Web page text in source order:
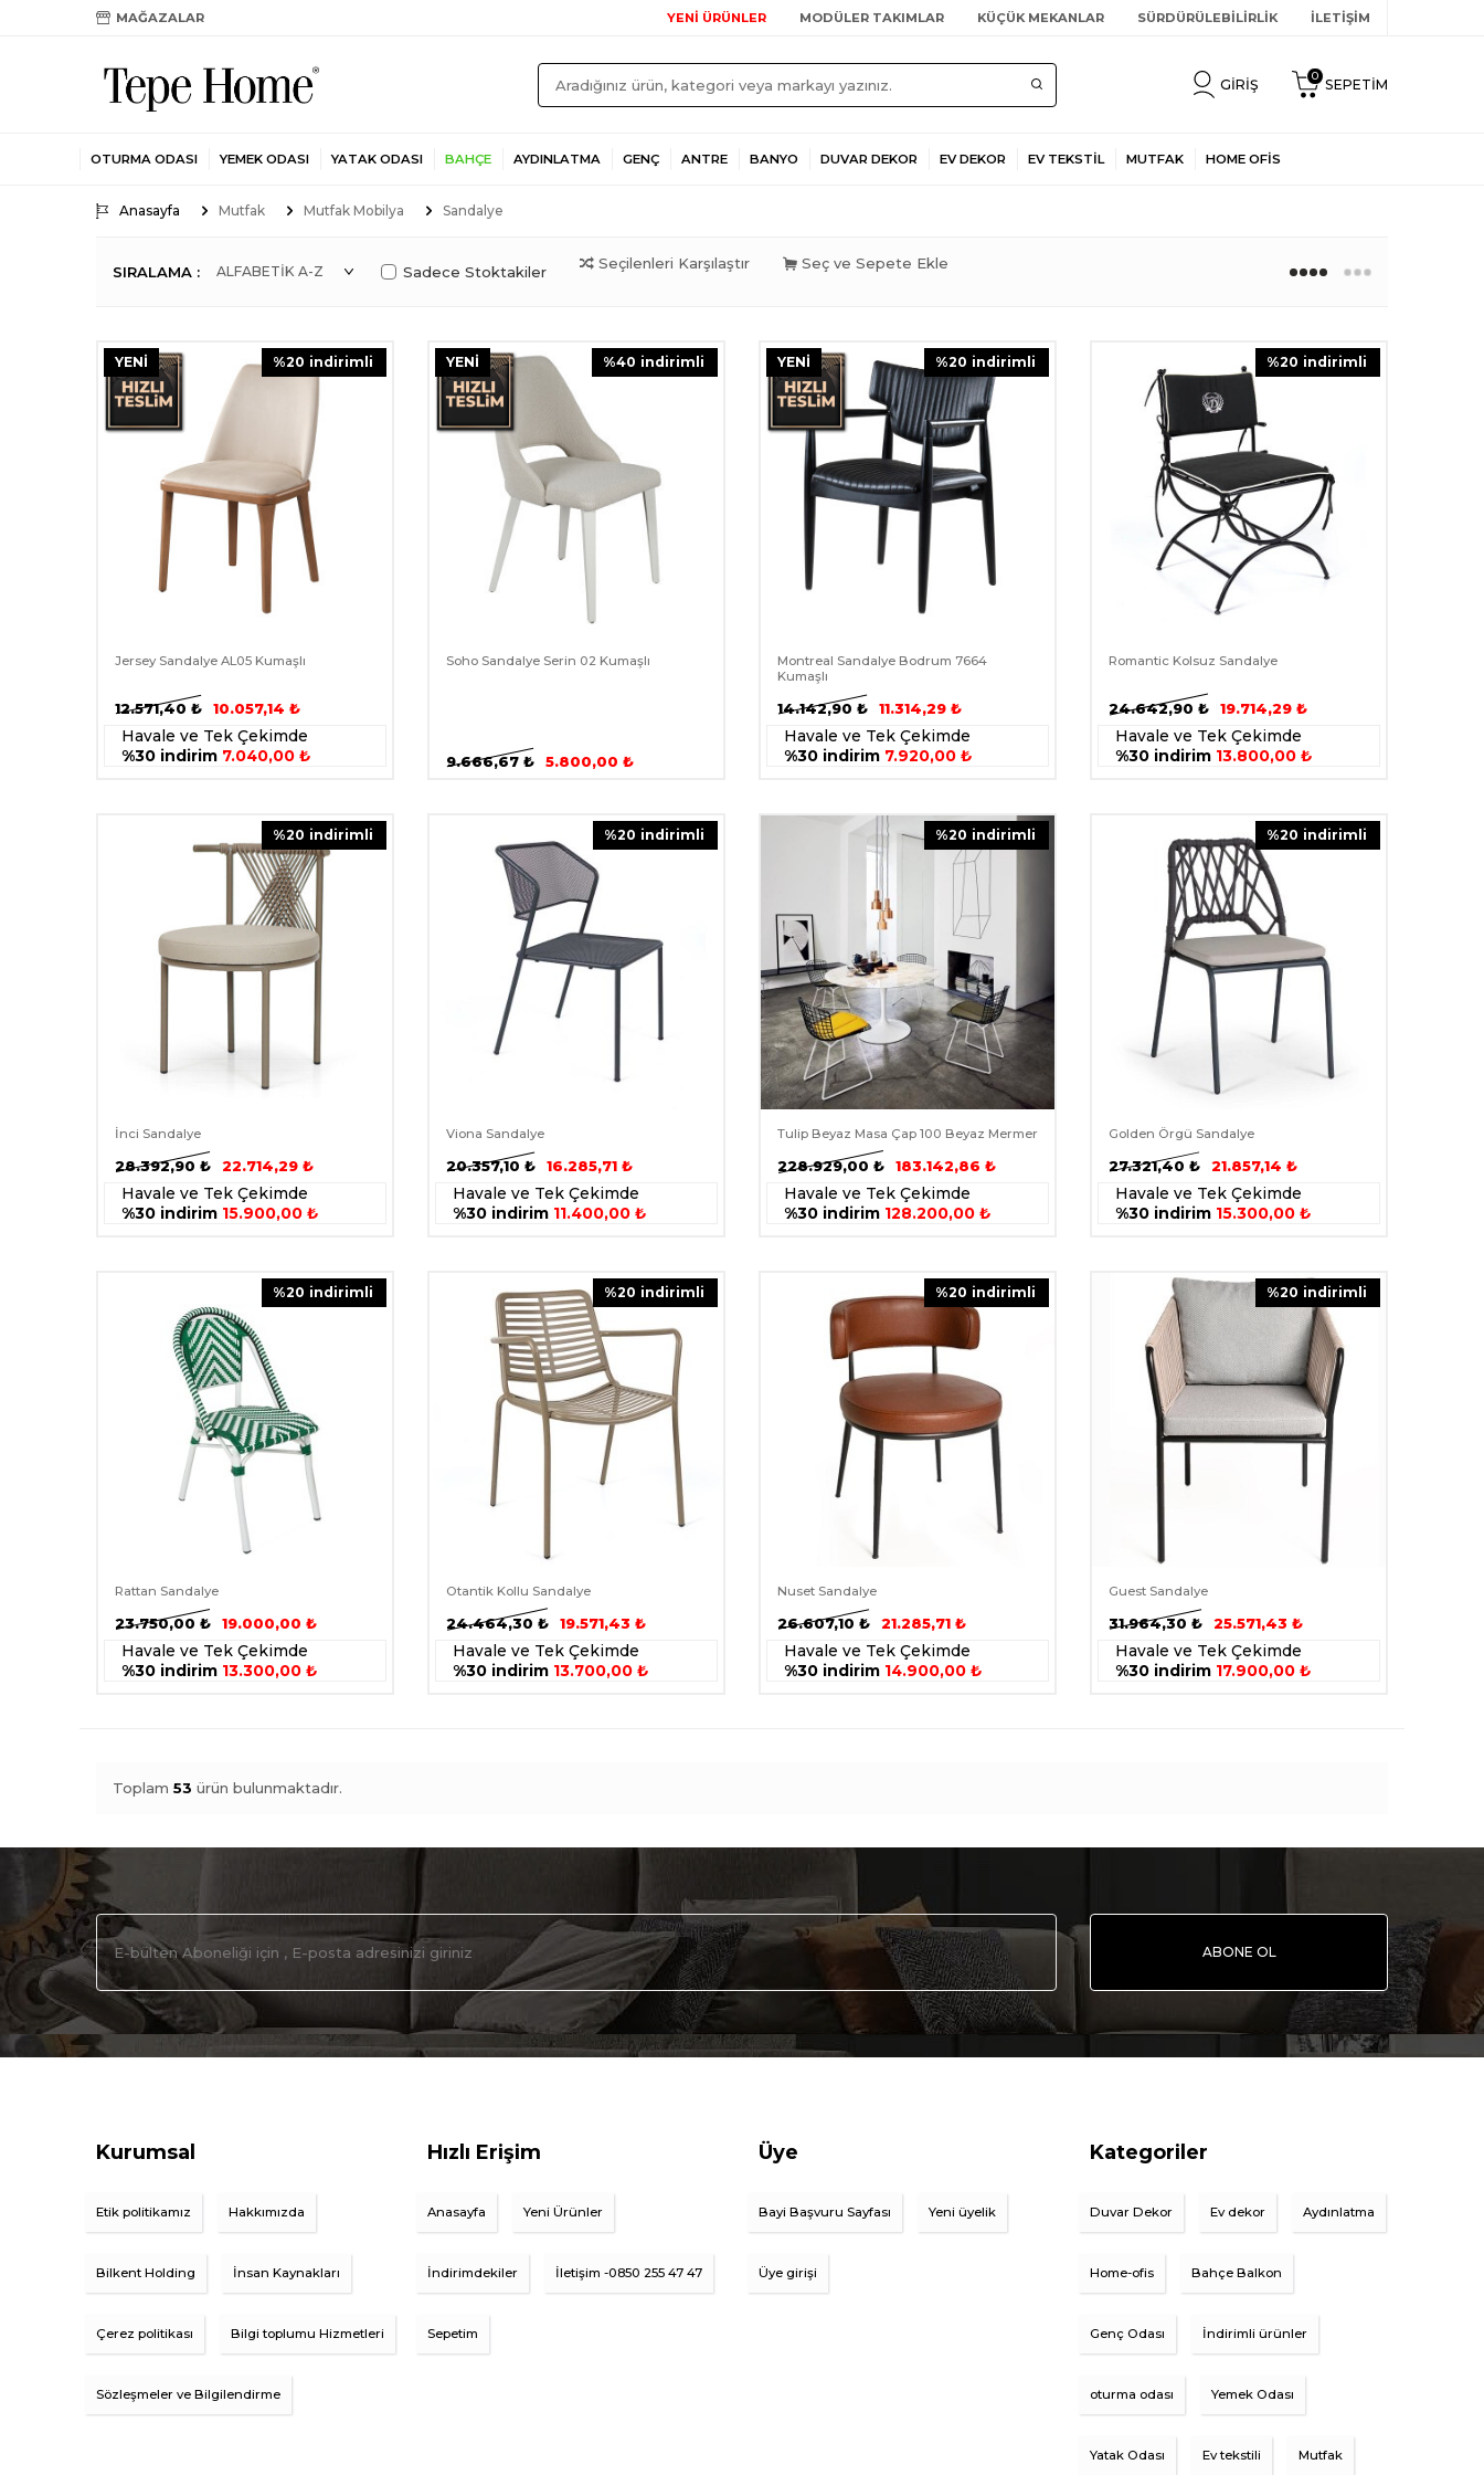
MAĞAZALAR YENİ ÜRÜNLER MODÜLER TAKIMLAR KÜÇÜK MEKANLAR SÜRDÜRÜLEBİLİRLİK İLETİŞİM
GIRIŞ 0 SEPETIM
OTURMA ODASI YEMEK ODASI YATAK ODASI BAHÇE AYDINLATMA GENÇ ANTRE BANYO DUVAR DEKOR EV DEKOR EV TEKSTİL MUTFAK HOME OFİS
Anasayfa Mutfak Mutfak Mobilya Sandalye
SIRALAMA : Sadece Stoktakiler Seçilenleri Karşılaştır Seç ve Sepete Ekle
%20 i̇ndirimli
YENI
Jersey Sandalye AL05 Kumaşlı
12.571,40 ₺ 10.057,14 ₺
Havale ve Tek Çekimde
%30 indirim 7.040,00 ₺
%40 i̇ndirimli
YENI
Soho Sandalye Serin 02 Kumaşlı
9.666,67 ₺ 5.800,00 ₺
%20 i̇ndirimli
YENI
Montreal Sandalye Bodrum 7664
Kumaşlı
14.142,90 ₺ 11.314,29 ₺
Havale ve Tek Çekimde
%30 indirim 7.920,00 ₺
%20 i̇ndirimli
Romantic Kolsuz Sandalye
24.642,90 ₺ 19.714,29 ₺
Havale ve Tek Çekimde
%30 indirim 13.800,00 ₺
%20 i̇ndirimli
İnci Sandalye
28.392,90 ₺ 22.714,29 ₺
Havale ve Tek Çekimde
%30 indirim 15.900,00 ₺
%20 i̇ndirimli
Viona Sandalye
20.357,10 ₺ 16.285,71 ₺
Havale ve Tek Çekimde
%30 indirim 11.400,00 ₺
%20 i̇ndirimli
Tulip Beyaz Masa Çap 100 Beyaz Mermer
228.929,00 ₺ 183.142,86 ₺
Havale ve Tek Çekimde
%30 indirim 128.200,00 ₺
%20 i̇ndirimli
Golden Örgü Sandalye
27.321,40 ₺ 21.857,14 ₺
Havale ve Tek Çekimde
%30 indirim 15.300,00 ₺
%20 i̇ndirimli
Rattan Sandalye
23.750,00 ₺ 19.000,00 ₺
Havale ve Tek Çekimde
%30 indirim 13.300,00 ₺
%20 i̇ndirimli
Otantik Kollu Sandalye
24.464,30 ₺ 19.571,43 ₺
Havale ve Tek Çekimde
%30 indirim 13.700,00 ₺
%20 i̇ndirimli
Nuset Sandalye
26.607,10 ₺ 21.285,71 ₺
Havale ve Tek Çekimde
%30 indirim 14.900,00 ₺
%20 i̇ndirimli
Guest Sandalye
31.964,30 ₺ 25.571,43 ₺
Havale ve Tek Çekimde
%30 indirim 17.900,00 ₺
Toplam 53 ürün bulunmaktadır.
ABONE OL
Kurumsal
Etik politikamız Hakkımızda
Bilkent Holding İnsan Kaynakları
Çerez politikası Bilgi toplumu Hizmetleri
Sözleşmeler ve Bilgilendirme
Hızlı Erişim
Anasayfa Yeni Ürünler
İndirimdekiler İletişim -0850 255 47 47
Sepetim
Üye
Bayi Başvuru Sayfası Yeni üyelik
Üye girişi
Kategoriler
Duvar Dekor Ev dekor Aydınlatma
Home-ofis Bahçe Balkon
Genç Odası İndirimli ürünler
oturma odası Yemek Odası
Yatak Odası Ev tekstili Mutfak